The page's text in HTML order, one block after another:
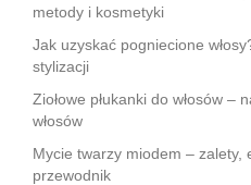
metody i kosmetyki
Jak uzyskać pogniecione
stylizacji
Ziołowe płukanki do włosów
włosów
Mycie twarzy miodem – zalety,
przewodnik